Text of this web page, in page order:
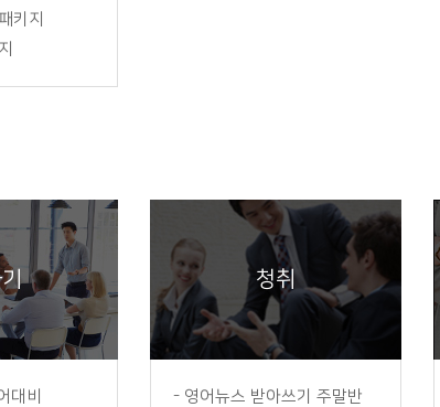
키지
대비
청취
- 영어뉴스 받아쓰기 주말반